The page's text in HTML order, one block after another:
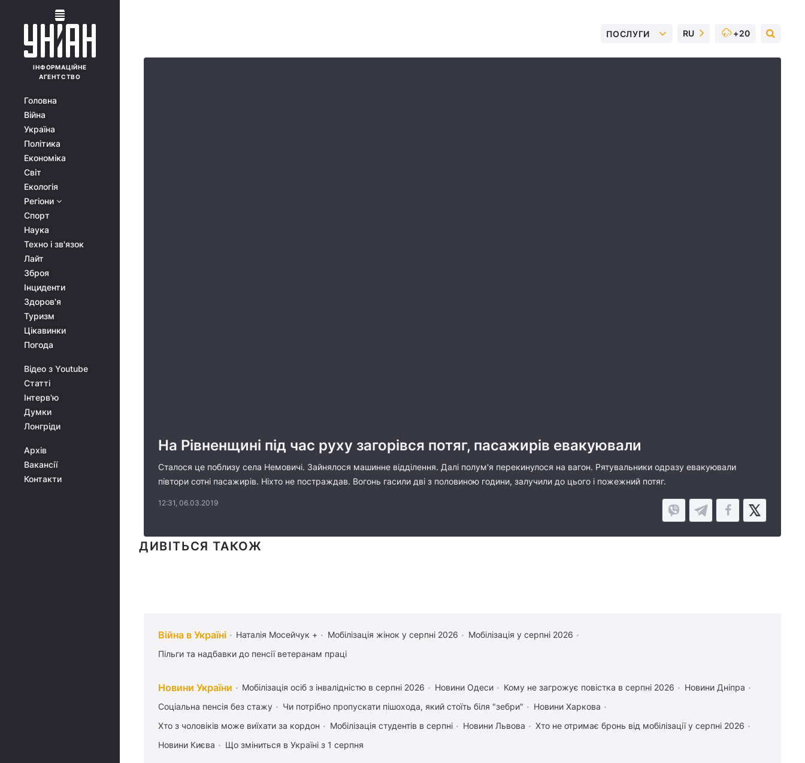
ІНФОРМАЦІЙНЕ
АГЕНТСТВО
Головна
Війна
Україна
Політика
Економіка
Світ
Екологія
Регіони
Спорт
Наука
Техно і зв'язок
Лайт
Зброя
Інциденти
Здоров'я
Туризм
Цікавинки
Погода
Відео з Youtube
Статті
Інтерв'ю
Думки
Лонгріди
Архів
Вакансії
Контакти
ПОСЛУГИ RU +20
На Рівненщині під час руху загорівся потяг, пасажирів евакуювали
Сталося це поблизу села Немовичі. Зайнялося машинне відділення. Далі полум'я перекинулося на вагон. Рятувальники одразу евакуювали
півтори сотні пасажирів. Ніхто не постраждав. Вогонь гасили дві з половиною години, залучили до цього і пожежний потяг.
12:31, 06.03.2019
ДИВІТЬСЯ ТАКОЖ
Війна в Україні Наталія Мосейчук + Мобілізація жінок у серпні 2026
Мобілізація у серпні 2026
Пільги та надбавки до пенсії ветеранам праці
Новини України Мобілізація осіб з інвалідністю в серпні 2026 Новини Одеси Кому не загрожує повістка в серпні 2026
Новини Дніпра
Соціальна пенсія без стажу
Чи потрібно пропускати пішохода, який стоїть біля "зебри"
Новини Харкова
Хто з чоловіків може виїхати за кордон
Мобілізація студентів в серпні Новини Львова
Хто не отримає бронь від мобілізації у серпні 2026
Новини Києва
Що зміниться в Україні з 1 серпня